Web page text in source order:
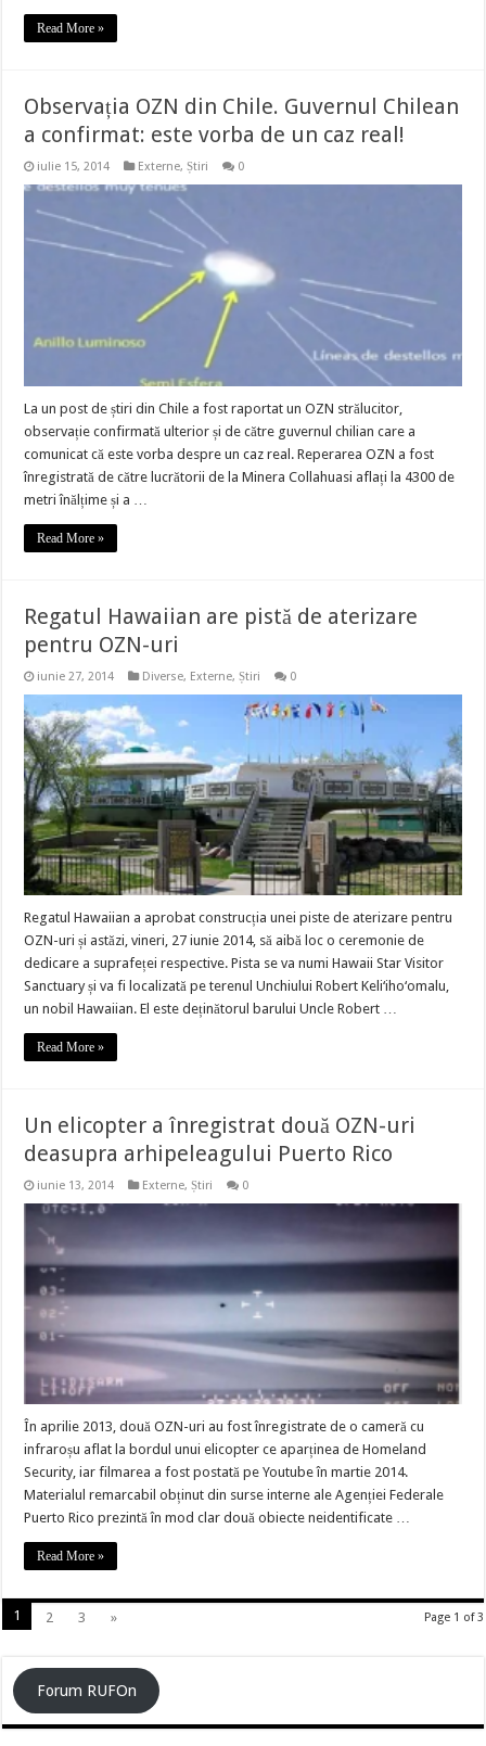
Read More »
Observația OZN din Chile. Guvernul Chilean
a confirmat: este vorba de un caz real!
iulie 15, 2014 Externe,Știri 0
La un post de știri din Chile a fost raportat un OZN strălucitor,
observație confirmată ulterior și de către guvernul chilian care a
comunicat că este vorba despre un caz real. Reperarea OZN a fost
înregistrată de către lucrătorii de la Minera Collahuasi aflați la 4300 de
metri înălțime și a …
Read More »
Regatul Hawaiian are pistă de aterizare
pentru OZN-uri
iunie 27, 2014 Diverse, Externe,Știri 0
Regatul Hawaiian a aprobat construcția unei piste de aterizare pentru
OZN-uri și astăzi, vineri, 27 iunie 2014, să aibă loc o ceremonie de
dedicare a suprafeței respective. Pista se va numi Hawaii Star Visitor
Sanctuary și va fi localizată pe terenul Unchiului Robert Keli‘iho‘omalu,
un nobil Hawaiian. El este deținătorul barului Uncle Robert …
Read More »
Un elicopter a înregistrat două OZN-uri
deasupra arhipeleagului Puerto Rico
iunie 13, 2014 Externe,Știri 0
În aprilie 2013, două OZN-uri au fost înregistrate de o cameră cu
infraroșu aflat la bordul unui elicopter ce aparținea de Homeland
Security, iar filmarea a fost postată pe Youtube în martie 2014.
Materialul remarcabil obținut din surse interne ale Agenției Federale
Puerto Rico prezintă în mod clar două obiecte neidentificate …
Read More »
Page 1 of 3
1 2 3 »
Forum RUFOn